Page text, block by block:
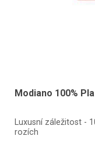
Modiano 100%
Luxusní záležitost -
rozích